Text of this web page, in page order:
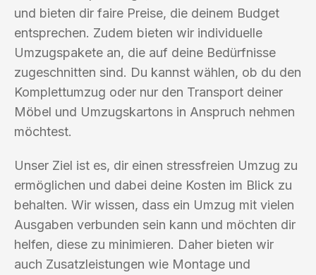
und bieten dir faire Preise, die deinem Budget
entsprechen. Zudem bieten wir individuelle
Umzugspakete an, die auf deine Bedürfnisse
zugeschnitten sind. Du kannst wählen, ob du den
Komplettumzug oder nur den Transport deiner
Möbel und Umzugskartons in Anspruch nehmen
möchtest.
Unser Ziel ist es, dir einen stressfreien Umzug zu
ermöglichen und dabei deine Kosten im Blick zu
behalten. Wir wissen, dass ein Umzug mit vielen
Ausgaben verbunden sein kann und möchten dir
helfen, diese zu minimieren. Daher bieten wir
auch Zusatzleistungen wie Montage und